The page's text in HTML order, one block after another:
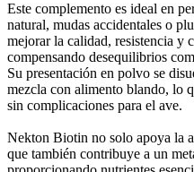
Este complemento es ideal en
natural, mudas accidentales o
mejorar la calidad, resistencia y
compensando desequilibrios
Su presentación en polvo se
mezcla con alimento blando, lo
sin complicaciones para el ave.
Nekton Biotin no solo apoya la
que también contribuye a un